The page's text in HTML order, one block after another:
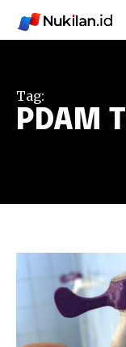
Tag:
PDAM